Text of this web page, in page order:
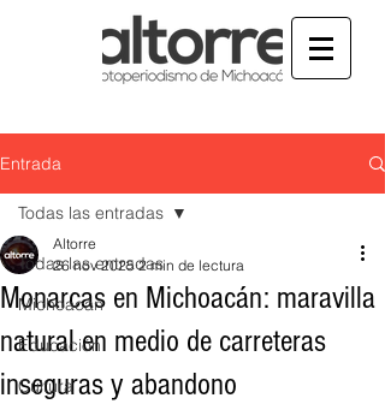
Entrada
Todas las entradas
Michoacán
Educación
Cultura
Todas las entradas
Monarcas en Michoacán: maravilla
natural en medio de carreteras
inseguras y abandono
Altorre
26 nov 2025 2 min de lectura